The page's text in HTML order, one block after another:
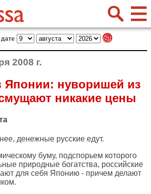
2008 г.
Японии: нуворишей из
никакие цены
денежные русские едут.
буму, подспорьем которого
природные богатства, российские
для себя Японию - причем делают